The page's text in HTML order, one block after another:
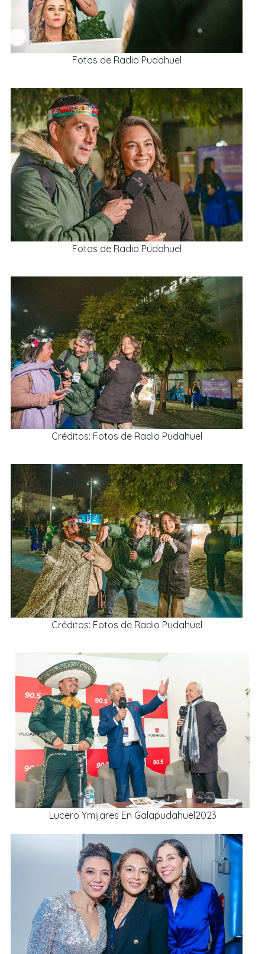
Fotos de Radio Pudahuel
Fotos de Radio Pudahuel
Créditos: Fotos de Radio Pudahuel
Créditos: Fotos de Radio Pudahuel
Lucero Ymijares En Galapudahuel2023